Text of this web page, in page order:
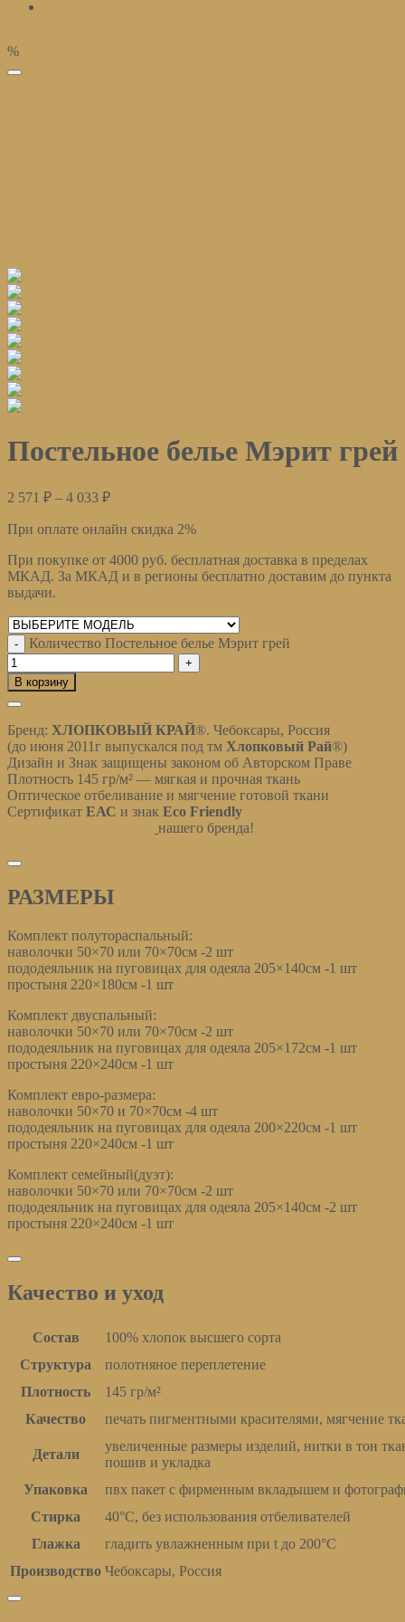
%
Постельное белье Мэрит грей
2 571 ₽ – 4 033 ₽
При оплате онлайн скидка 2%
При покупке от 4000 руб. бесплатная доставка в пределах
МКАД. За МКАД и в регионы бесплатно доставим до пункта
выдачи.
Количество Постельное белье Мэрит грей
В корзину
Бренд: ХЛОПКОВЫЙ КРАЙ®. Чебоксары, Россия
(до июня 2011г выпускался под тм Хлопковый Рай®)
Дизайн и Знак защищены законом об Авторском Праве
Плотность 145 гр/м² — мягкая и прочная ткань
Оптическое отбеливание и мягчение готовой ткани
Сертификат ЕАС и знак Eco Friendly
нашего бренда!
РАЗМЕРЫ
Комплект полутораспальный:
наволочки 50×70 или 70×70см -2 шт
пододеяльник на пуговицах для одеяла 205×140см -1 шт
простыня 220×180см -1 шт
Комплект двуспальный:
наволочки 50×70 или 70×70см -2 шт
пододеяльник на пуговицах для одеяла 205×172см -1 шт
простыня 220×240см -1 шт
Комплект евро-размера:
наволочки 50×70 и 70×70см -4 шт
пододеяльник на пуговицах для одеяла 200×220см -1 шт
простыня 220×240см -1 шт
Комплект семейный(дуэт):
наволочки 50×70 или 70×70см -2 шт
пододеяльник на пуговицах для одеяла 205×140см -2 шт
простыня 220×240см -1 шт
Качество и уход
Состав
100% хлопок высшего сорта
Структура
полотняное переплетение
Плотность
145 гр/м²
Качество
печать пигментными красителями, мягчение
Детали
увеличенные размеры изделий, нитки в тон
пошив и укладка
Упаковка
пвх пакет с фирменным вкладышем и
Стирка
40°С, без использования отбеливателей
Глажка
гладить увлажненным при t до 200°С
Производство Чебоксары, Россия